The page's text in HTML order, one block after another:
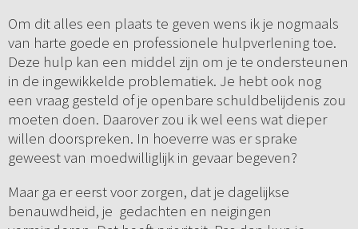
Om dit alles een plaats te geven wens ik je nogmaals
van harte goede en professionele hulpverlening toe.
Deze hulp kan een middel zijn om je te ondersteunen
in de ingewikkelde problematiek. Je hebt ook nog
een vraag gesteld of je openbare schuldbelijdenis zou
moeten doen. Daarover zou ik wel eens wat dieper
willen doorspreken. In hoeverre was er sprake
geweest van moedwilliglijk in gevaar begeven?
Maar ga er eerst voor zorgen, dat je dagelijkse
benauwdheid, je gedachten en neigingen